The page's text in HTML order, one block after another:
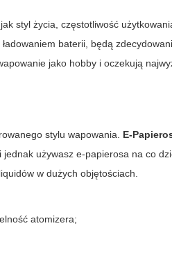
styl życia, częstotliwość
baterii, będą
jako hobby i oczekują
stylu wapowania. E-
używasz e-papierosa na co
w dużych objętościach.
atomizera;